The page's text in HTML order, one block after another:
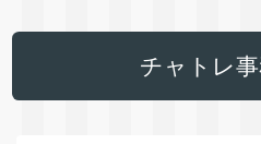
チャトレ